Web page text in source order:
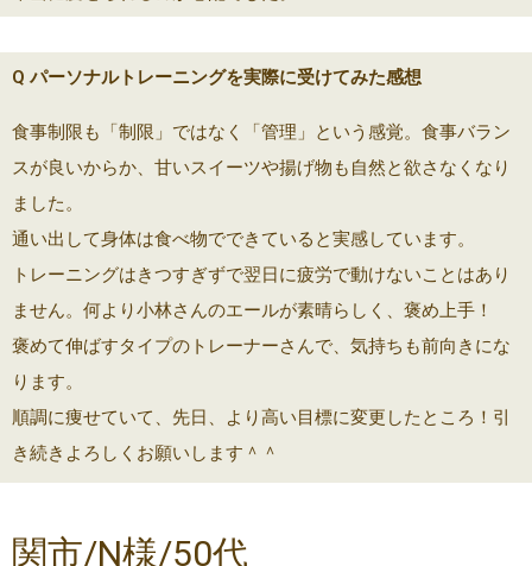
Q パーソナルトレーニングを実際に受けてみた感想
食事制限も「制限」ではなく「管理」という感覚。食事バラン
スが良いからか、甘いスイーツや揚げ物も自然と欲さなくなり
ました。
通い出して身体は食べ物でできていると実感しています。
トレーニングはきつすぎずで翌日に疲労で動けないことはあり
ません。何より小林さんのエールが素晴らしく、褒め上手！
褒めて伸ばすタイプのトレーナーさんで、気持ちも前向きにな
ります。
順調に痩せていて、先日、より高い目標に変更したところ！引
き続きよろしくお願いします＾＾
関市/N様/50代